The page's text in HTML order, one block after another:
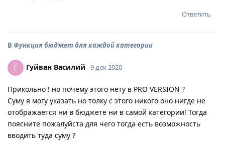
Ответить
В Функция бюджет для каждой категории
Г Гуйван Василий 9 дек 2020
Прикольно ! но почему этого нету в PRO VERSION ?
Суму я могу указать но толку с этого никого оно нигде не
отображается ни в бюджете ни в самой категории! Тогда
поясните пожалуйста для чего тогда есть возможность
вводить туда суму ?